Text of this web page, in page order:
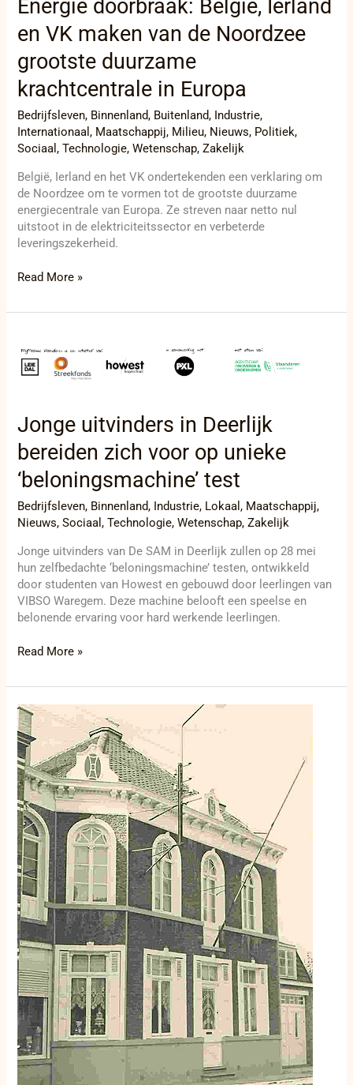
Energie doorbraak: België, Ierland
en VK maken van de Noordzee
grootste duurzame
krachtcentrale in Europa
Bedrijfsleven, Binnenland, Buitenland, Industrie,
Internationaal, Maatschappij, Milieu, Nieuws, Politiek,
Sociaal,Technologie,Wetenschap,Zakelijk
België, Ierland en het VK ondertekenden een verklaring om
de Noordzee om te vormen tot de grootste duurzame
energiecentrale van Europa. Ze streven naar netto nul
uitstoot in de elektriciteitssector en verbeterde
leveringszekerheid.
Read More »
Jonge uitvinders in Deerlijk
bereiden zich voor op unieke
‘beloningsmachine’ test
Bedrijfsleven, Binnenland, Industrie, Lokaal, Maatschappij,
Nieuws,Sociaal,Technologie,Wetenschap,Zakelijk
Jonge uitvinders van De SAM in Deerlijk zullen op 28 mei
hun zelfbedachte ‘beloningsmachine’ testen, ontwikkeld
door studenten van Howest en gebouwd door leerlingen van
VIBSO Waregem. Deze machine belooft een speelse en
belonende ervaring voor hard werkende leerlingen.
uitvinders
in
zich
voor
op
unieke
‘beloningsmachine’
test
Read More »
Historisch
Huis
Anna
Mahieu
in
Eernegem
gered
door
unieke
restauratieplannen